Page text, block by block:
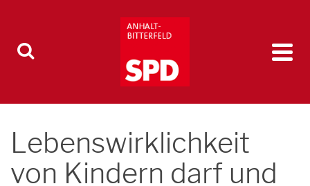
Lebenswirklichkeit
von Kindern darf und